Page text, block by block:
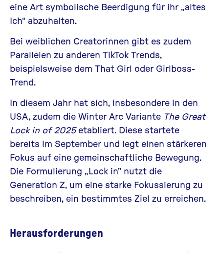
eine Art symbolische Beerdigung für ihr „altes
Ich“ abzuhalten.
Bei weiblichen Creatorinnen gibt es zudem
Parallelen zu anderen TikTok Trends,
beispielsweise dem That Girl oder Girlboss-
Trend.
In diesem Jahr hat sich, insbesondere in den
USA, zudem die Winter Arc Variante The Great
Lock in of 2025etabliert. Diese startete
bereits im September und legt einen stärkeren
Fokus auf eine gemeinschaftliche Bewegung.
Die Formulierung „Lock in” nutzt die
Generation Z, um eine starke Fokussierung zu
beschreiben, ein bestimmtes Ziel zu erreichen.
Herausforderungen